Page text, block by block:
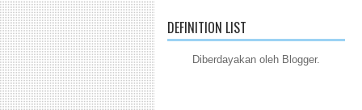
DEFINITION LIST
Diberdayakan oleh Blogger.